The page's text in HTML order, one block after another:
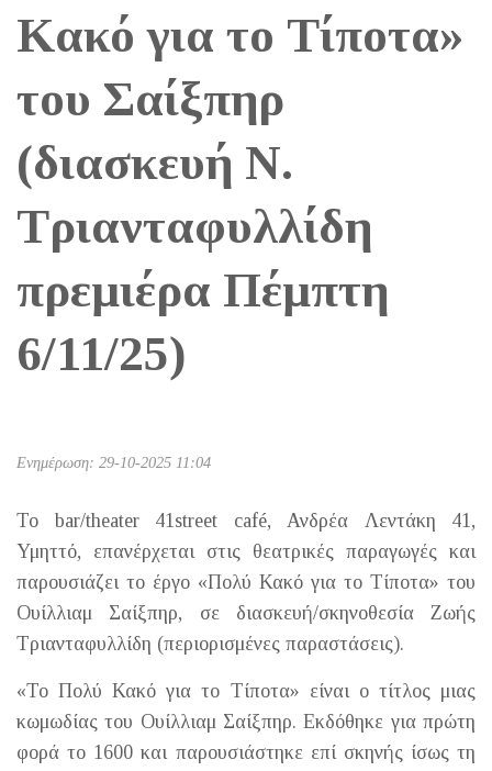
Κακό για το Τίποτα»
του Σαίξπηρ
(διασκευή Ν.
Τριανταφυλλίδη
πρεμιέρα Πέμπτη
6/11/25)
Ενημέρωση: 29-10-2025 11:04
Το bar/theater 41street café, Ανδρέα Λεντάκη 41,
Υμηττό, επανέρχεται στις θεατρικές παραγωγές και
παρουσιάζει το έργο «Πολύ Κακό για το Τίποτα» του
Ουίλλιαμ Σαίξπηρ, σε διασκευή/σκηνοθεσία Ζωής
Τριανταφυλλίδη (περιορισμένες παραστάσεις).
«Το Πολύ Κακό για το Τίποτα» είναι ο τίτλος μιας
κωμωδίας του Ουίλλιαμ Σαίξπηρ. Εκδόθηκε για πρώτη
φορά το 1600 και παρουσιάστηκε επί σκηνής ίσως τη